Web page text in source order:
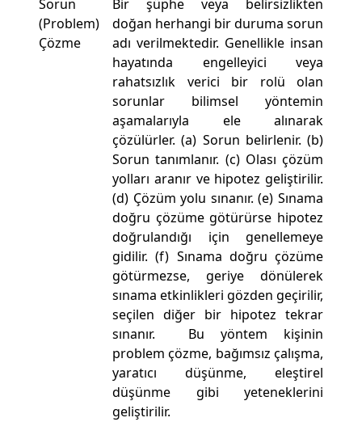
Sorun
(Problem)
Çözme
Bir şüphe veya belirsizlikten
doğan herhangi bir duruma sorun
adı verilmektedir. Genellikle insan
hayatında engelleyici veya
rahatsızlık verici bir rolü olan
sorunlar bilimsel yöntemin
aşamalarıyla ele alınarak
çözülürler. (a) Sorun belirlenir. (b)
Sorun tanımlanır. (c) Olası çözüm
yolları aranır ve hipotez geliştirilir.
(d) Çözüm yolu sınanır. (e) Sınama
doğru çözüme götürürse hipotez
doğrulandığı için genellemeye
gidilir. (f) Sınama doğru çözüme
götürmezse, geriye dönülerek
sınama etkinlikleri gözden geçirilir,
seçilen diğer bir hipotez tekrar
sınanır. Bu yöntem kişinin
problem çözme, bağımsız çalışma,
yaratıcı düşünme, eleştirel
düşünme gibi yeteneklerini
geliştirilir.